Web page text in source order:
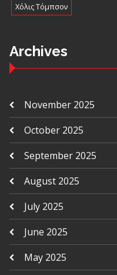
Χόλις Τόμπσον
Archives
November 2025
October 2025
September 2025
August 2025
July 2025
June 2025
May 2025